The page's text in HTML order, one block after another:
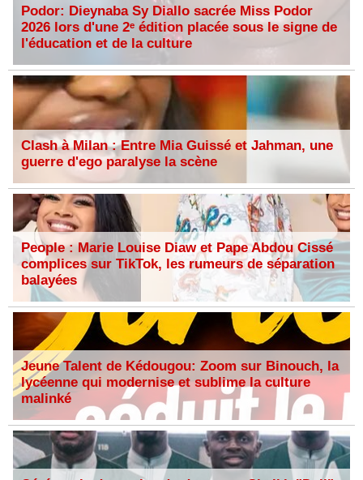
Podor: Dieynaba Sy Diallo sacrée Miss Podor
2026 lors d'une 2ᵉ édition placée sous le signe de
l'éducation et de la culture
Clash à Milan : Entre Mia Guissé et Jahman, une
guerre d'ego paralyse la scène
People : Marie Louise Diaw et Pape Abdou Cissé
complices sur TikTok, les rumeurs de séparation
balayées
Jeune Talent de Kédougou: Zoom sur Binouch, la
lycéenne qui modernise et sublime la culture
malinké